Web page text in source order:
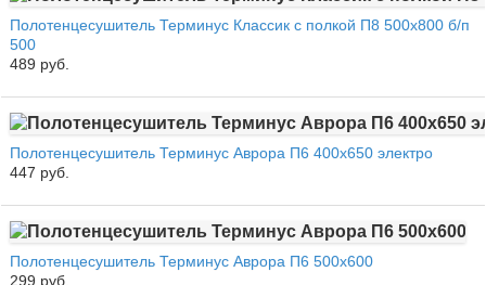
Полотенцесушитель Терминус Классик с полкой П8 500x800 б/п
500
489 руб.
Полотенцесушитель Терминус Аврора П6 400х650 электро
447 руб.
Полотенцесушитель Терминус Аврора П6 500х600
299 руб.